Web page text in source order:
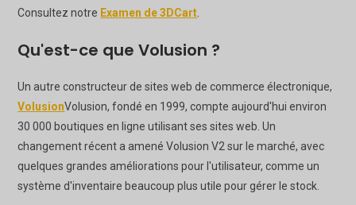
Consultez notre Examen de 3DCart
Qu'est-ce que Volusion ?
Un autre constructeur de sites web de commerce électronique,
VolusionVolusion, fondé en 1999, compte aujourd'hui environ
30 000 boutiques en ligne utilisant ses sites web. Un
changement récent a amené Volusion V2 sur le marché, avec
quelques grandes améliorations pour l'utilisateur, comme un
système d'inventaire beaucoup plus utile pour gérer le stock.